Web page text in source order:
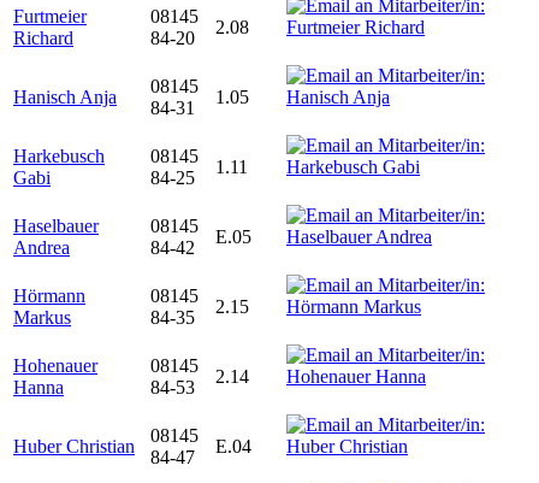
Furtmeier
Richard
08145
84-20
2.08
Hanisch Anja
08145
84-31
1.05
Harkebusch
Gabi
08145
84-25
1.11
Haselbauer
Andrea
08145
84-42
E.05
Hörmann
Markus
08145
84-35
2.15
Hohenauer
Hanna
08145
84-53
2.14
Huber Christian
08145
84-47
E.04